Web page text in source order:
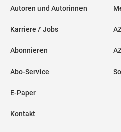
Autoren und Autorinnen
Karriere / Jobs
Abonnieren
Abo-Service
E-Paper
Kontakt